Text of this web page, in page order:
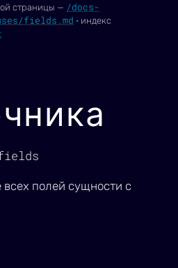
страницы — /docs-
fields.md · индекс
полей сущности с